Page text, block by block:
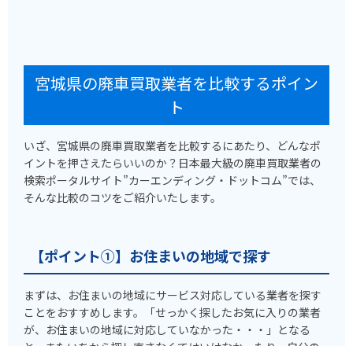
宮城県の廃車買取業者を比較するポイン
ト
いざ、宮城県の廃車買取業者を比較するにあたり、どんなポ
イントを押さえたらいいのか？日本最大級の廃車買取業者の
検索ポータルサイト”カーエンディング・ドットコム”では、
そんな比較のコツをご紹介いたします。
【ポイント①】お住まいの地域で探す
まずは、お住まいの地域にサービス対応している業者を探す
ことをおすすめします。「せっかく探したお気に入りの業者
が、お住まいの地域に対応していなかった・・・」となる